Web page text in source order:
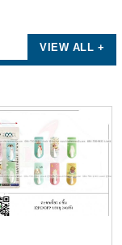
VIEW ALL +